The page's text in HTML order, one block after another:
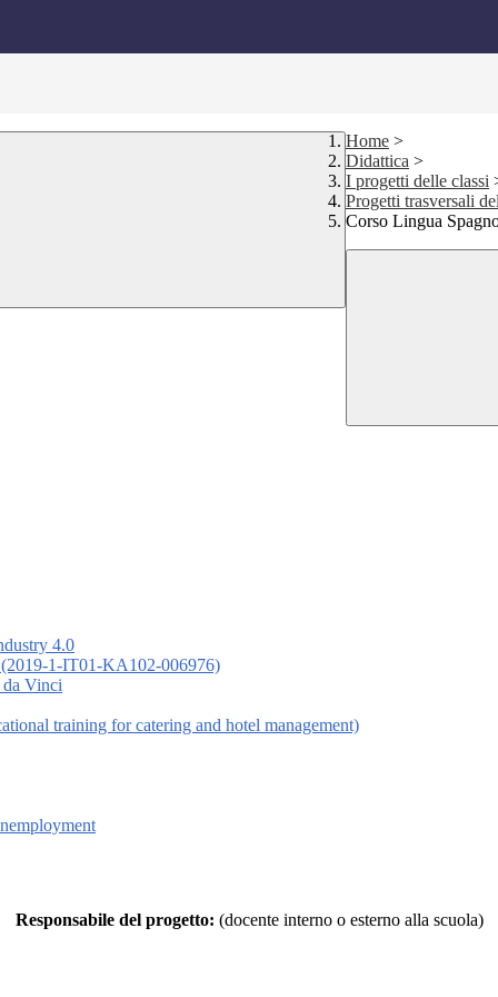
Home >
Didattica >
I progetti delle classi
Progetti trasversali
Corso Lingua
4.0
1-IT01-KA102-006976)
Vinci
training for catering and hotel management)
Responsabile del progetto: (docente interno o esterno alla scuola)